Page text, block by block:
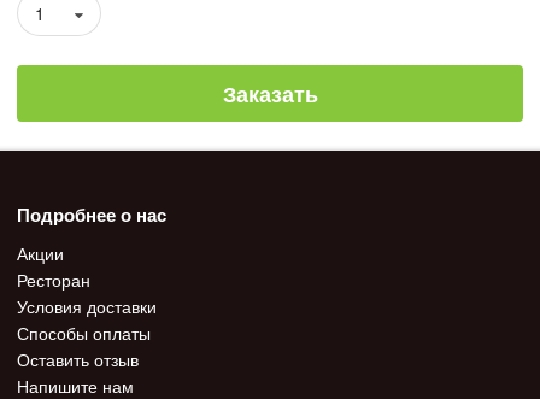
1
Заказать
Подробнее о нас
Акции
Ресторан
Условия доставки
Способы оплаты
Оставить отзыв
Напишите нам